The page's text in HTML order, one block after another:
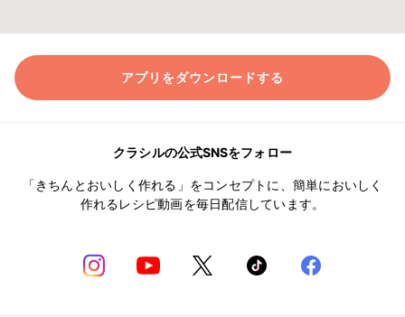
アプリをダウンロードする
クラシルの公式SNSをフォロー
「きちんとおいしく作れる」をコンセプトに、簡単においしく
作れるレシピ動画を毎日配信しています。